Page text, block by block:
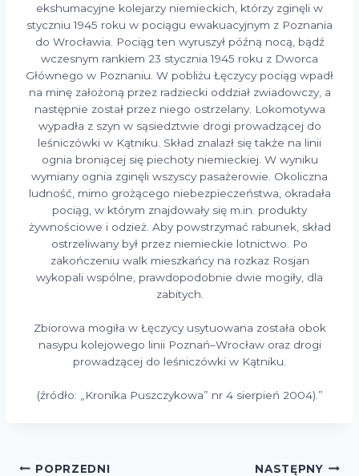
ekshumacyjne kolejarzy niemieckich, którzy zginęli w
styczniu 1945 roku w pociągu ewakuacyjnym z Poznania
do Wrocławia. Pociąg ten wyruszył późną nocą, bądź
wczesnym rankiem 23 stycznia 1945 roku z Dworca
Głównego w Poznaniu. W pobliżu Łęczycy pociąg wpadł
na minę założoną przez radziecki oddział zwiadowczy, a
następnie został przez niego ostrzelany. Lokomotywa
wypadła z szyn w sąsiedztwie drogi prowadzącej do
leśniczówki w Kątniku. Skład znalazł się także na linii
ognia broniącej się piechoty niemieckiej. W wyniku
wymiany ognia zginęli wszyscy pasażerowie. Okoliczna
ludność, mimo grożącego niebezpieczeństwa, okradała
pociąg, w którym znajdowały się m.in. produkty
żywnościowe i odzież. Aby powstrzymać rabunek, skład
ostrzeliwany był przez niemieckie lotnictwo. Po
zakończeniu walk mieszkańcy na rozkaz Rosjan
wykopali wspólne, prawdopodobnie dwie mogiły, dla
zabitych.
Zbiorowa mogiła w Łęczycy usytuowana została obok
nasypu kolejowego linii Poznań–Wrocław oraz drogi
prowadzącej do leśniczówki w Kątniku.
(źródło: „Kronika Puszczykowa” nr 4 sierpień 2004).”
POPRZEDNI NASTĘPNY